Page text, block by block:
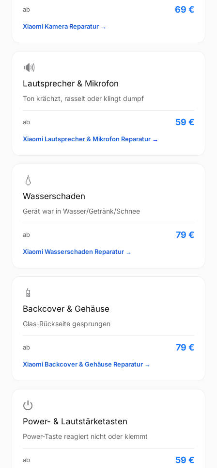
ab 69 €
Xiaomi Kamera Reparatur →
🔊
Lautsprecher & Mikrofon
Ton krächzt, rasselt oder klingt dumpf
ab 59 €
Xiaomi Lautsprecher & Mikrofon Reparatur →
💧
Wasserschaden
Gerät war in Wasser/Getränk/Schnee
ab 79 €
Xiaomi Wasserschaden Reparatur →
📱
Backcover & Gehäuse
Glas-Rückseite gesprungen
ab 79 €
Xiaomi Backcover & Gehäuse Reparatur →
⏻
Power- & Lautstärketasten
Power-Taste reagiert nicht oder klemmt
ab 59 €